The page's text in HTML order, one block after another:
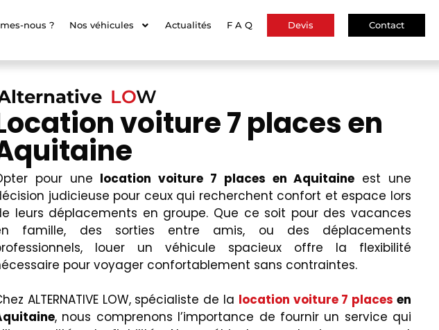
nous ? Nos véhicules Actualités F A Q Devis Contact
LOW
voiture 7 places en
pour une location voiture 7 places en Aquitaine est une
judicieuse pour ceux qui recherchent confort et espace lors
leurs déplacements en groupe. Que ce soit pour des vacances
famille, des sorties entre amis, ou des déplacements
louer un véhicule spacieux offre la flexibilité
pour voyager confortablement sans contraintes.
ALTERNATIVE LOW, spécialiste de la location voiture 7 places en
, nous comprenons l’importance de fournir un service qui